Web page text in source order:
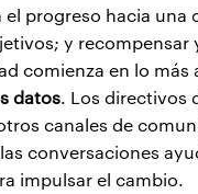
progreso hacia una
y
comienza en lo más
datos. Los directivos
canales de
conversaciones
impulsar el cambio.